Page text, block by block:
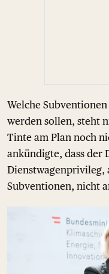
Welche
werden sollen, steht
Tinte am Plan noch
ankündigte, dass der
Dienstwagenprivileg,
Subventionen, nicht